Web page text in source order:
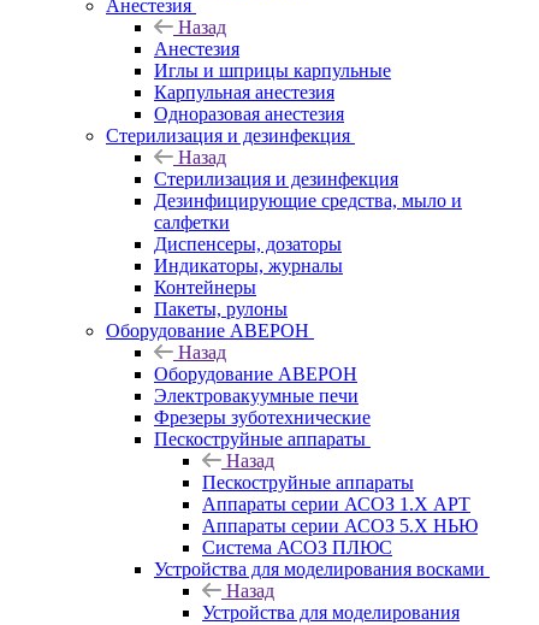
Анестезия
Назад
Анестезия
Иглы и шприцы карпульные
Карпульная анестезия
Одноразовая анестезия
Стерилизация и дезинфекция
Назад
Стерилизация и дезинфекция
Дезинфицирующие средства, мыло и
салфетки
Диспенсеры, дозаторы
Индикаторы, журналы
Контейнеры
Пакеты, рулоны
Оборудование АВЕРОН
Назад
Оборудование АВЕРОН
Электровакуумные печи
Фрезеры зуботехнические
Пескоструйные аппараты
Назад
Пескоструйные аппараты
Аппараты серии АСОЗ 1.Х АРТ
Аппараты серии АСОЗ 5.Х НЬЮ
Система АСОЗ ПЛЮС
Устройства для моделирования восками
Назад
Устройства для моделирования